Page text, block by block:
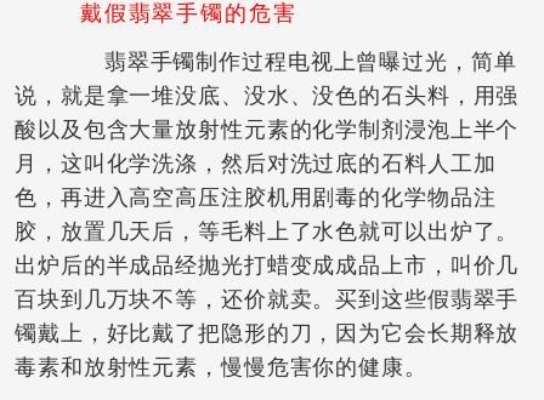
戴假翡翠手镯的危害
翡翠手镯制作过程电视上曾曝过光，简单
说，就是拿一堆没底、没水、没色的石头料，用强
酸以及包含大量放射性元素的化学制剂浸泡上半个
月，这叫化学洗涤，然后对洗过底的石料人工加
色，再进入高空高压注胶机用剧毒的化学物品注
胶，放置几天后，等毛料上了水色就可以出炉了。
出炉后的半成品经抛光打蜡变成成品上市，叫价几
百块到几万块不等，还价就卖。买到这些假翡翠手
镯戴上，好比戴了把隐形的刀，因为它会长期释放
毒素和放射性元素，慢慢危害你的健康。